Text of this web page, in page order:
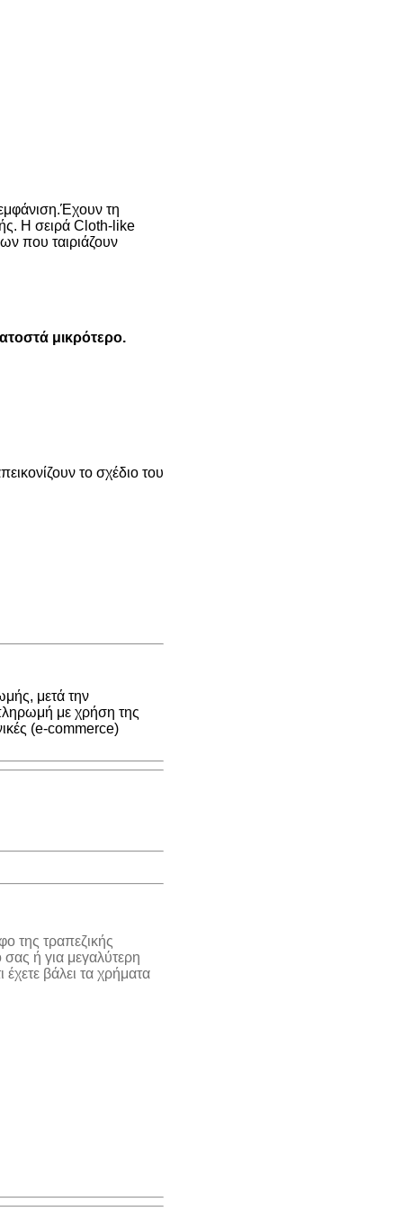
τη
Η σειρά Cloth-like
που ταιριάζουν
μικρότερο.
το σχέδιο του
μετά την
με χρήση της
(e-commerce)
της τραπεζικής
ή για μεγαλύτερη
βάλει τα χρήματα